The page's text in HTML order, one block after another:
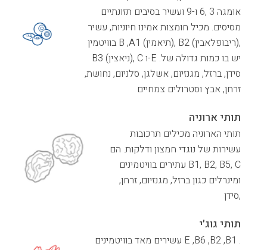
אומגה 3 ,6 ו-9 ועשיר בסיבים תזונתיים
מסיסים. מכיל חומצות אמינו חיוניות, עשיר
בוויטמין B ,A1 (תיאמין), B2 (ריבופלאבין),
B3 (ניאצין), C ו-E .יש בו כמות גדולה של
סידן, ברזל, מגנזיום, אשלגן, סלניום, נחושת,
זרחן, אבץ וסטרולים צמחיים
תותי ארוניה
תותי הארוניה מכילים תרכובות
עשירות של נוגדי חמצון ודלקות. הם
עתירים בוויטמינים B1, B2, B5, C
ומינרלים כגון ברזל, מגנזיום, זרחן,
,סידן
תותי גוג׳י
עשירים מאד בוויטמינים E ,B6 ,B2 ,B1 .